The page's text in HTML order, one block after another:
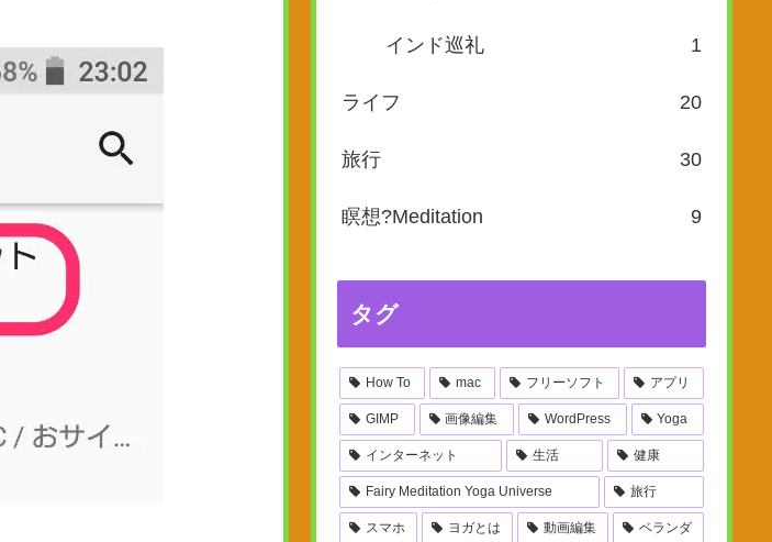
インド巡礼 1
ライフ 20
旅行 30
瞑想?Meditation 9
タグ
How To mac フリーソフト アプリ
GIMP 画像編集 WordPress Yoga
インターネット 生活 健康
Fairy Meditation Yoga Universe 旅行
スマホ ヨガとは 動画編集 ベランダ